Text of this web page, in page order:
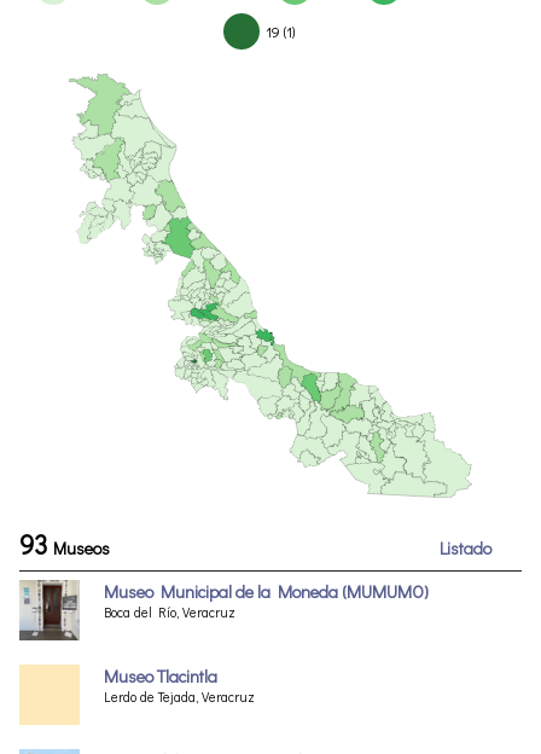
93 Museos
Listado
Museo Municipal de la Moneda (MUMUMO)
Boca del Río, Veracruz
Museo Tlacintla
Lerdo de Tejada, Veracruz
19 (1)